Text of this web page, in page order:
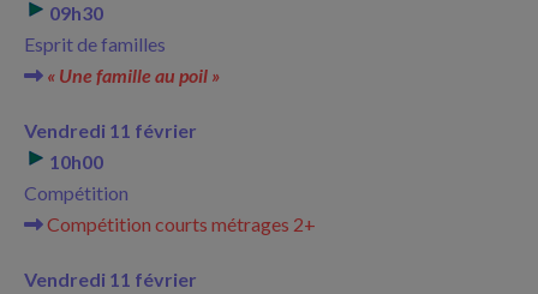
09h30
Esprit de familles
« Une famille au poil »
Vendredi 11 février
10h00
Compétition
Compétition courts métrages 2+
Vendredi 11 février